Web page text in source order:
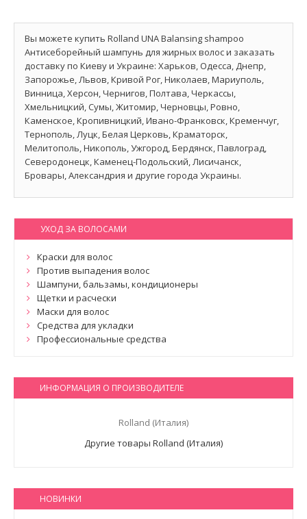
Вы можете купить Rolland UNA Balansing shampoo
Антисеборейный шампунь для жирных волос и заказать
доставку по Киеву и Украине: Харьков, Одесса, Днепр,
Запорожье, Львов, Кривой Рог, Николаев, Мариуполь,
Винница, Херсон, Чернигов, Полтава, Черкассы,
Хмельницкий, Сумы, Житомир, Черновцы, Ровно,
Каменское, Кропивницкий, Ивано-Франковск, Кременчуг,
Тернополь, Луцк, Белая Церковь, Краматорск,
Мелитополь, Никополь, Ужгород, Бердянск, Павлоград,
Северодонецк, Каменец-Подольский, Лисичанск,
Бровары, Александрия и другие города Украины.
УХОД ЗА ВОЛОСАМИ
Краски для волос
Против выпадения волос
Шампуни, бальзамы, кондиционеры
Щетки и расчески
Маски для волос
Средства для укладки
Профессиональные средства
ИНФОРМАЦИЯ О ПРОИЗВОДИТЕЛЕ
Rolland (Италия)
Другие товары Rolland (Италия)
НОВИНКИ